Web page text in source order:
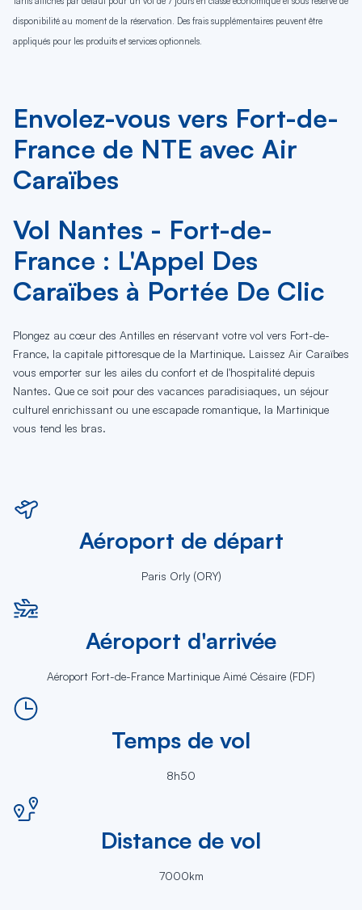
disponibilité au moment de la réservation. Des frais supplémentaires peuvent être
appliqués pour les produits et services optionnels.
Envolez-vous vers Fort-de-
France de NTE avec Air
Caraïbes
Vol Nantes - Fort-de-
France : L'Appel Des
Caraïbes à Portée De Clic
Plongez au cœur des Antilles en réservant votre vol vers Fort-de-
France, la capitale pittoresque de la Martinique. Laissez Air Caraïbes
vous emporter sur les ailes du confort et de l'hospitalité depuis
Nantes. Que ce soit pour des vacances paradisiaques, un séjour
culturel enrichissant ou une escapade romantique, la Martinique
vous tend les bras.
Aéroport de départ
Paris Orly (ORY)
Aéroport d'arrivée
Aéroport Fort-de-France Martinique Aimé Césaire (FDF)
Temps de vol
8h50
Distance de vol
7000km